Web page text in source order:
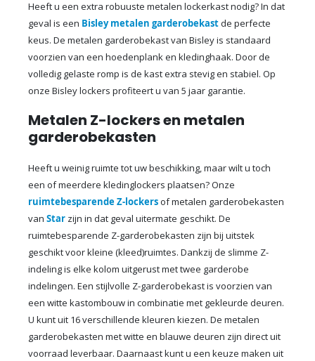
Heeft u een extra robuuste metalen lockerkast nodig? In dat
geval is een Bisley metalen garderobekastde perfecte
keus. De metalen garderobekast van Bisley is standaard
voorzien van een hoedenplank en kledinghaak. Door de
volledig gelaste romp is de kast extra stevig en stabiel. Op
onze Bisley lockers profiteert u van 5 jaar garantie.
Metalen Z-lockers en metalen
garderobekasten
Heeft u weinig ruimte tot uw beschikking, maar wilt u toch
een of meerdere kledinglockers plaatsen? Onze
ruimtebesparende Z-lockersof metalen garderobekasten
van Star zijn in dat geval uitermate geschikt. De
ruimtebesparende Z-garderobekasten zijn bij uitstek
geschikt voor kleine (kleed)ruimtes. Dankzij de slimme Z-
indeling is elke kolom uitgerust met twee garderobe
indelingen. Een stijlvolle Z-garderobekast is voorzien van
een witte kastombouw in combinatie met gekleurde deuren.
U kunt uit 16 verschillende kleuren kiezen. De metalen
garderobekasten met witte en blauwe deuren zijn direct uit
voorraad leverbaar. Daarnaast kunt u een keuze maken uit